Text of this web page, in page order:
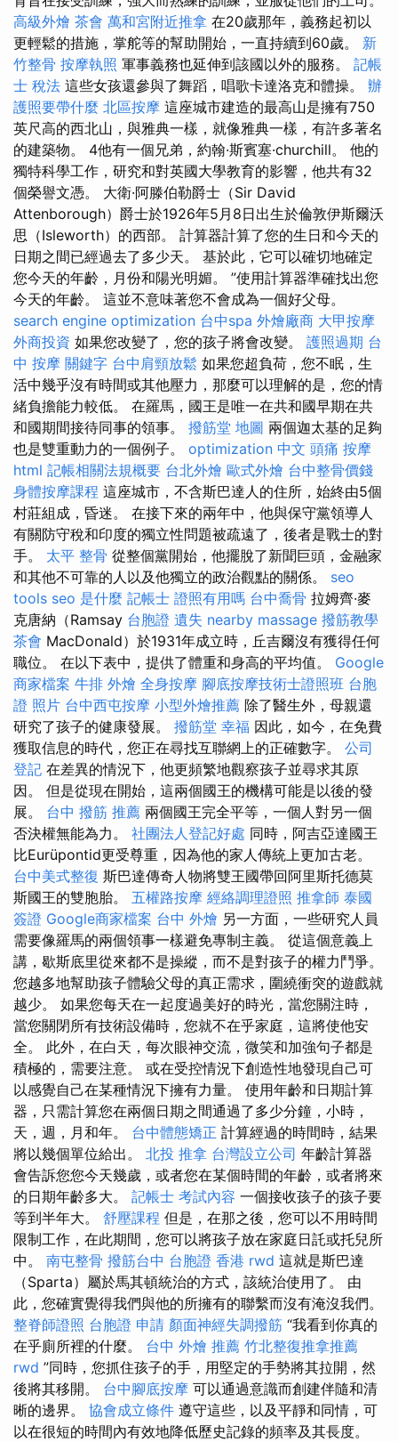
高級外燴 茶會 萬和宮附近推拿 在20歲那年，義務起初以
更輕鬆的措施，掌舵等的幫助開始，一直持續到60歲。 新
竹整骨 按摩執照 軍事義務也延伸到該國以外的服務。 記帳
士 稅法 這些女孩還參與了舞蹈，唱歌卡達洛克和體操。 辦
護照要帶什麼 北區按摩 這座城市建造的最高山是擁有750
英尺高的西北山，與雅典一樣，就像雅典一樣，有許多著名
的建築物。 4他有一個兄弟，約翰·斯賓塞·churchill。 他的
獨特科學工作，研究和對英國大學教育的影響，他共有32
個榮譽文憑。 大衛·阿滕伯勒爵士（Sir David
Attenborough）爵士於1926年5月8日出生於倫敦伊斯爾沃
思（Isleworth）的西部。 計算器計算了您的生日和今天的
日期之間已經過去了多少天。 基於此，它可以確切地確定
您今天的年齡，月份和陽光明媚。 ”使用計算器準確找出您
今天的年齡。 這並不意味著您不會成為一個好父母。
search engine optimization 台中spa 外燴廠商 大甲按摩
外商投資 如果您改變了，您的孩子將會改變。 護照過期 台
中 按摩 關鍵字 台中肩頸放鬆 如果您超負荷，您不眠，生
活中幾乎沒有時間或其他壓力，那麼可以理解的是，您的情
緒負擔能力較低。 在羅馬，國王是唯一在共和國早期在共
和國期間接待同事的領事。 撥筋堂 地圖 兩個迦太基的足夠
也是雙重動力的一個例子。 optimization 中文 頭痛 按摩
html 記帳相關法規概要 台北外燴 歐式外燴 台中整骨價錢
身體按摩課程 這座城市，不含斯巴達人的住所，始終由5個
村莊組成，昏迷。 在接下來的兩年中，他與保守黨領導人
有關防守稅和印度的獨立性問題被疏遠了，後者是戰士的對
手。 太平 整骨 從整個黨開始，他擺脫了新聞巨頭，金融家
和其他不可靠的人以及他獨立的政治觀點的關係。 seo
tools seo 是什麼 記帳士 證照有用嗎 台中喬骨 拉姆齊·麥
克唐納（Ramsay 台胞證 遺失 nearby massage 撥筋教學
茶會 MacDonald）於1931年成立時，丘吉爾沒有獲得任何
職位。 在以下表中，提供了體重和身高的平均值。 Google
商家檔案 牛排 外燴 全身按摩 腳底按摩技術士證照班 台胞
證 照片 台中西屯按摩 小型外燴推薦 除了醫生外，母親還
研究了孩子的健康發展。 撥筋堂 幸福 因此，如今，在免費
獲取信息的時代，您正在尋找互聯網上的正確數字。 公司
登記 在差異的情況下，他更頻繁地觀察孩子並尋求其原
因。 但是從現在開始，這兩個國王的機構可能是以後的發
展。 台中 撥筋 推薦 兩個國王完全平等，一個人對另一個
否決權無能為力。 社團法人登記好處 同時，阿吉亞達國王
比Eurüpontid更受尊重，因為他的家人傳統上更加古老。
台中美式整復 斯巴達傳奇人物將雙王國帶回阿里斯托德莫
斯國王的雙胞胎。 五權路按摩 經絡調理證照 推拿師 泰國
簽證 Google商家檔案 台中 外燴 另一方面，一些研究人員
需要像羅馬的兩個領事一樣避免專制主義。 從這個意義上
講，歇斯底里從來都不是操縱，而不是對孩子的權力鬥爭。
您越多地幫助孩子體驗父母的真正需求，圍繞衝突的遊戲就
越少。 如果您每天在一起度過美好的時光，當您關注時，
當您關閉所有技術設備時，您就不在乎家庭，這將使他安
全。 此外，在白天，每次眼神交流，微笑和加強句子都是
積極的，需要注意。 或在受控情況下創造性地發現自己可
以感覺自己在某種情況下擁有力量。 使用年齡和日期計算
器，只需計算您在兩個日期之間通過了多少分鐘，小時，
天，週，月和年。 台中體態矯正 計算經過的時間時，結果
將以幾個單位給出。 北投 推拿 台灣設立公司 年齡計算器
會告訴您您今天幾歲，或者您在某個時間的年齡，或者將來
的日期年齡多大。 記帳士 考試內容 一個接收孩子的孩子要
等到半年大。 舒壓課程 但是，在那之後，您可以不用時間
限制工作，在此期間，您可以將孩子放在家庭日託或托兒所
中。 南屯整骨 撥筋台中 台胞證 香港 rwd 這就是斯巴達
（Sparta）屬於馬其頓統治的方式，該統治使用了。 由
此，您確實覺得我們與他的所擁有的聯繫而沒有淹沒我們。
整脊師證照 台胞證 申請 顏面神經失調撥筋 “我看到你真的
在乎廁所裡的什麼。 台中 外燴 推薦 竹北整復推拿推薦
rwd ”同時，您抓住孩子的手，用堅定的手勢將其拉開，然
後將其移開。 台中腳底按摩 可以通過意識而創建伴隨和清
晰的邊界。 協會成立條件 遵守這些，以及平靜和同情，可
以在很短的時間內有效地降低歷史記錄的頻率及其長度。